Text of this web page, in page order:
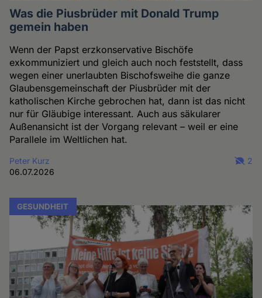
Was die Piusbrüder mit Donald Trump
gemein haben
Wenn der Papst erzkonservative Bischöfe
exkommuniziert und gleich auch noch feststellt, dass
wegen einer unerlaubten Bischofsweihe die ganze
Glaubensgemeinschaft der Piusbrüder mit der
katholischen Kirche gebrochen hat, dann ist das nicht
nur für Gläubige interessant. Auch aus säkularer
Außenansicht ist der Vorgang relevant – weil er eine
Parallele im Weltlichen hat.
Peter Kurz
06.07.2026
2
GESUNDHEIT